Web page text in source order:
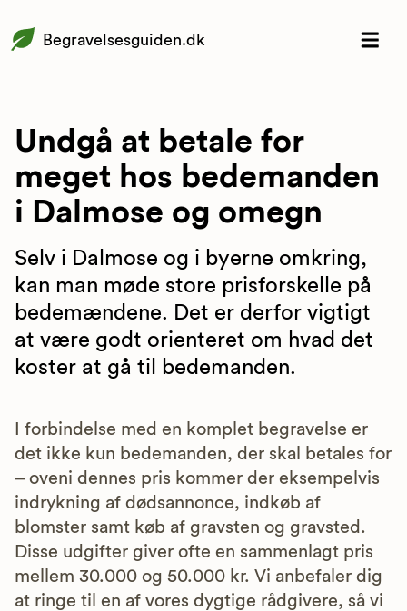
Begravelsesguiden.dk
Undgå at betale for
meget hos bedemanden
i Dalmose og omegn
Selv i Dalmose og i byerne omkring,
kan man møde store prisforskelle på
bedemændene. Det er derfor vigtigt
at være godt orienteret om hvad det
koster at gå til bedemanden.
I forbindelse med en komplet begravelse er
det ikke kun bedemanden, der skal betales for
– oveni dennes pris kommer der eksempelvis
indrykning af dødsannonce, indkøb af
blomster samt køb af gravsten og gravsted.
Disse udgifter giver ofte en sammenlagt pris
mellem 30.000 og 50.000 kr. Vi anbefaler dig
at ringe til en af vores dygtige rådgivere, så vi